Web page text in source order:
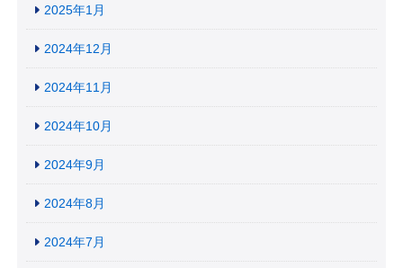
2025年1月
2024年12月
2024年11月
2024年10月
2024年9月
2024年8月
2024年7月